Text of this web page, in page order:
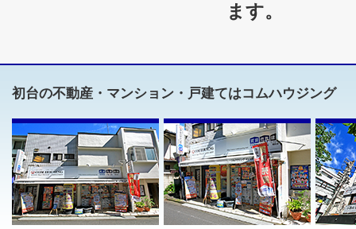
ます。
初台の不動産・マンション・戸建てはコムハウジング